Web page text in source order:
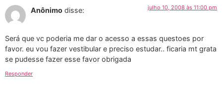
Anônimo disse: julho 10, 2008 às 11:00 pm
Será que vc poderia me dar o acesso a essas questoes por
favor. eu vou fazer vestibular e preciso estudar.. ficaria mt grata
se pudesse fazer esse favor obrigada
Responder